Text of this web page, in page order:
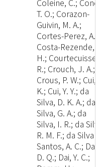
Coleine, C.;
T. O.; Corazon-
Guivin, M. A.;
Cortes-Perez, A.;
Costa-Rezende,
H.; Courtecuisse,
R.; Crouch, J. A.;
Crous, P. W.; Cui,
K.; Cui, Y. Y.; da
Silva, D. K. A.; da
Silva, G. A.; da
Silva, I. R.; da
R. M. F.; da Silva
Santos, A. C.; Dai,
D. Q.; Dai, Y. C.;